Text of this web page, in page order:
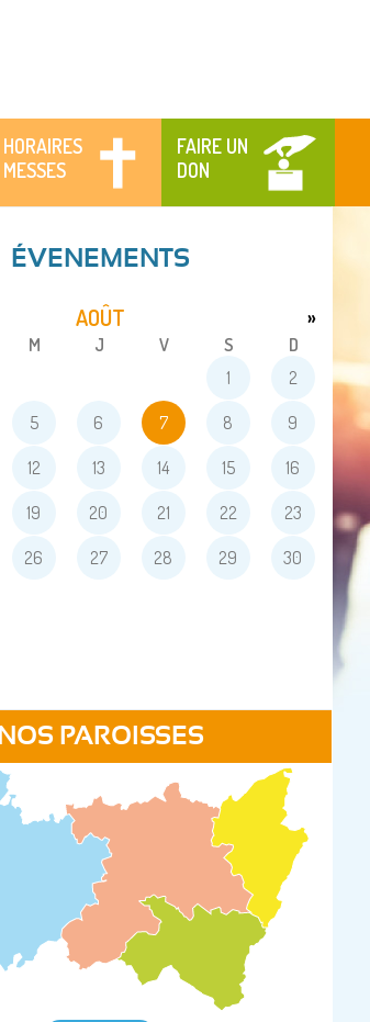
HORAIRES
MESSES
FAIRE UN
DON
ÉVENEMENTS
AOÛT »
M J V S
D
1
2
5 6 7 8 9
12 13 14 15 16
19 20 21 22 23
26 27 28 29 30
NOS PAROISSES